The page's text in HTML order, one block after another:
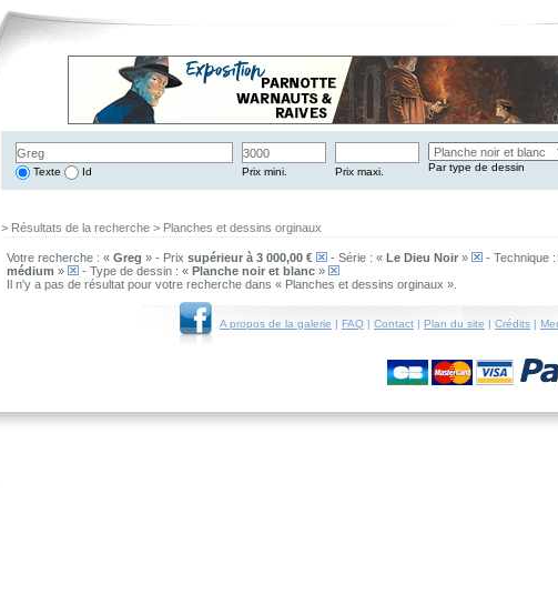
Texte Id Prix mini. Prix maxi. Par type de dessin
> Résultats de la recherche > Planches et dessins orginaux
Votre recherche : « Greg » - Prix supérieur à 3 000,00 € - Série : « Le Dieu Noir » - Technique :
médium » - Type de dessin : « Planche noir et blanc »
Il n'y a pas de résultat pour votre recherche dans « Planches et dessins orginaux ».
A propos de la galerie | FAQ | Contact | Plan du site | Crédits |